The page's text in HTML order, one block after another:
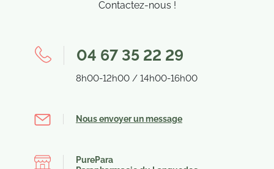
(7 avis)
Contactez-nous !
04 67 35 22 29
8h00-12h00 / 14h00-16h00
Nous envoyer un message
PurePara